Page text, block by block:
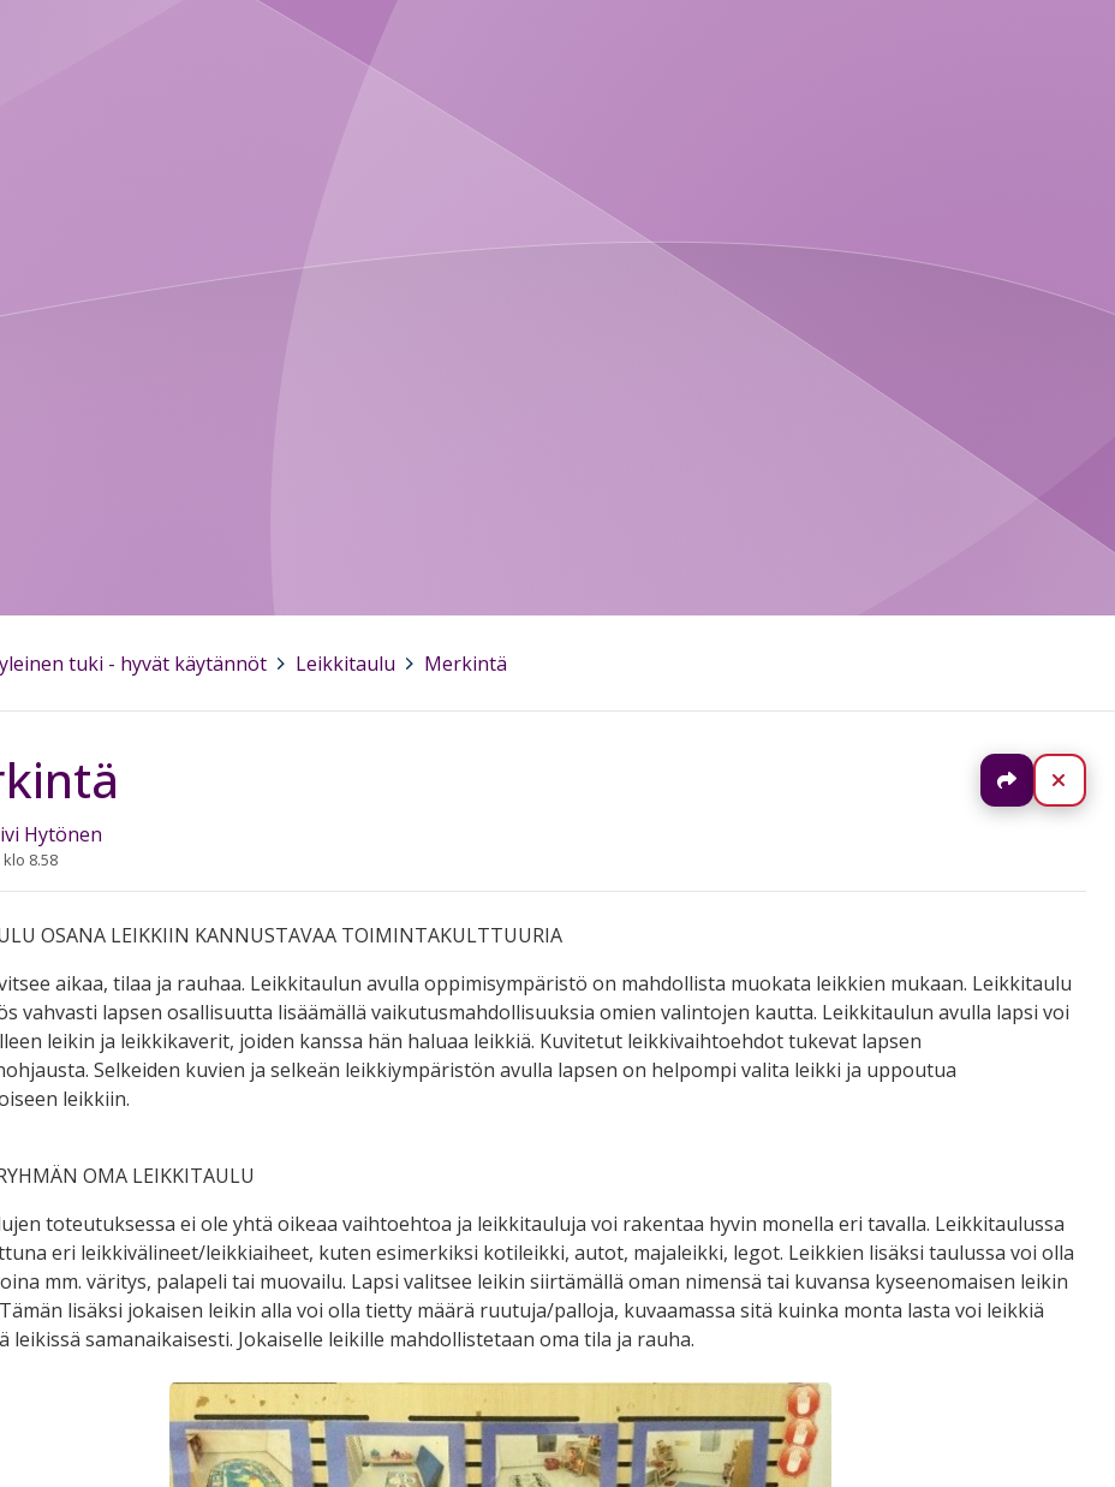
tuki - hyvät käytännöt Leikkitaulu Merkintä
Jaa
Hytönen
klo 8.58
OSANA LEIKKIIN KANNUSTAVAA TOIMINTAKULTTUURIA
aikaa, tilaa ja rauhaa. Leikkitaulun avulla oppimisympäristö on mahdollista muokata leikkien mukaan. Leikkitaulu
vahvasti lapsen osallisuutta lisäämällä vaikutusmahdollisuuksia omien valintojen kautta. Leikkitaulun avulla lapsi voi
leikin ja leikkikaverit, joiden kanssa hän haluaa leikkiä. Kuvitetut leikkivaihtoehdot tukevat lapsen
Selkeiden kuvien ja selkeän leikkiympäristön avulla lapsen on helpompi valita leikki ja uppoutua
leikkiin.
OMA LEIKKITAULU
toteutuksessa ei ole yhtä oikeaa vaihtoehtoa ja leikkitauluja voi rakentaa hyvin monella eri tavalla. Leikkitaulussa
eri leikkivälineet/leikkiaiheet, kuten esimerkiksi kotileikki, autot, majaleikki, legot. Leikkien lisäksi taulussa voi olla
mm. väritys, palapeli tai muovailu. Lapsi valitsee leikin siirtämällä oman nimensä tai kuvansa kyseenomaisen leikin
lisäksi jokaisen leikin alla voi olla tietty määrä ruutuja/palloja, kuvaamassa sitä kuinka monta lasta voi leikkiä
leikissä samanaikaisesti. Jokaiselle leikille mahdollistetaan oma tila ja rauha.